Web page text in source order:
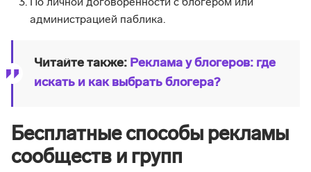
По личной договоренности с блогером или
администрацией паблика.
Читайте также: Реклама у блогеров: где
искать и как выбрать блогера?
Бесплатные способы рекламы
сообществ и групп